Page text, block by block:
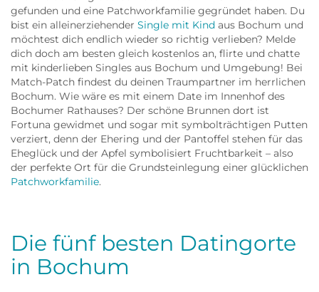
gefunden und eine Patchworkfamilie gegründet haben. Du
bist ein alleinerziehender Single mit Kind aus Bochum und
möchtest dich endlich wieder so richtig verlieben? Melde
dich doch am besten gleich kostenlos an, flirte und chatte
mit kinderlieben Singles aus Bochum und Umgebung! Bei
Match-Patch findest du deinen Traumpartner im herrlichen
Bochum. Wie wäre es mit einem Date im Innenhof des
Bochumer Rathauses? Der schöne Brunnen dort ist
Fortuna gewidmet und sogar mit symbolträchtigen Putten
verziert, denn der Ehering und der Pantoffel stehen für das
Eheglück und der Apfel symbolisiert Fruchtbarkeit – also
der perfekte Ort für die Grundsteinlegung einer glücklichen
Patchworkfamilie.
Die fünf besten Datingorte
in Bochum